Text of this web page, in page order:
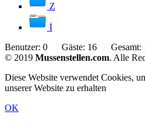
Z
İ
Benutzer: 0 Gäste: 16 Gesamt:
© 2019 Mussenstellen.com. Alle
Diese Website verwendet Cookies,
unserer Website zu erhalten
OK